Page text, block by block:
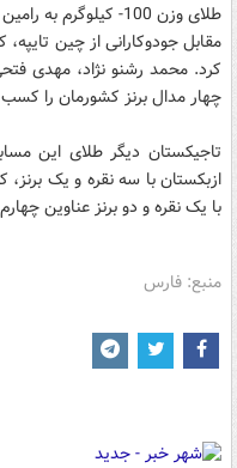
طلای وزن 100-
مقابل جودوکارانی از چین
کرد. محمد رشنو نژاد، مهدی
چهار مدال برنز کشورمان را
تاجیکستان دیگر طلای این
ازبکستان با سه نقره و یک برنز،
با یک نقره و دو برنز عناوین
منبع: فارس